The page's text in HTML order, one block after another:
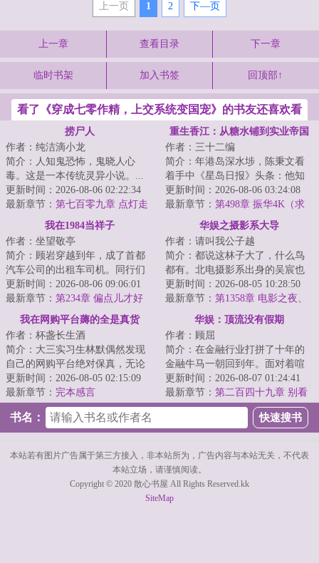
上一页 1 2 下—页
上一章 查看目录 下一章
临时书架 加入书签 回顶部↑
看了《穿成七零作精，上交系统变国宠》的书友还喜欢看
捞尸人
作者：纯洁滴小龙
简介：人知鬼恐怖，鬼晓人心
毒。这是一本传统灵异小说。...
更新时间：2026-08-06 02:22:34
最新章节： 第七百零九章 点灯走
重生香江：从糖水铺到实业帝国
作者：三十二编
简介：年港岛深水埗，陈秉文看
着手中《星岛日报》头条：他知
道自己重生在了最完美的年代。
这一世，他不在...
更新时间：2026-08-06 03:24:08
最新章节： 第498章 振华4K（求
月票推荐票求追订）
我在1984当祥子
作者：坐望敬亭
简介：顾岩穿越到年，成了首都
汽车公司的出租车司机。同行们
都自嘲他们这行是“现代祥子”。可
人家祥子正...
更新时间：2026-08-06 09:06:01
最新章节： 第234章 偏点儿才好
华娱之摄影系大导
作者：请叫我公子越
简介：都说这林子大了，什么鸟
都有。北电摄影系出身的吴宸也
想看看，这个光怪陆离的电影圈
里，究竟都有些...
更新时间：2026-08-05 10:28:50
最新章节： 第1358章 电影之夜、
吴总还挺感兴趣的
我在网购平台薅的全是真货
作者：杯盏长生酒
简介：大三实习生林默偶然发现
自己的网购平台绝对保真，无论
购买什么，都与商品介绍完全相
符，一下子就打...
更新时间：2026-08-05 02:15:09
最新章节： 完本感言
华娱：顶流没有假期
作者：顾屈
简介：在金融行业打拼了十年的
金融牛马一朝回到年。面对着喧
喧扰扰的世界，江白咧嘴一笑。
金融？狗都不干...
更新时间：2026-08-07 01:24:41
最新章节： 第二百四十九章 别看
了，口水流出来了，又是一年星
书名：
本站若有图片广告属于第三方接入，非本站所为，广告内容与本站无关，不代表
本站立场，请谨慎阅读。
Copyright © 2020 散心书屋 All Rights Reserved.kk
SiteMap